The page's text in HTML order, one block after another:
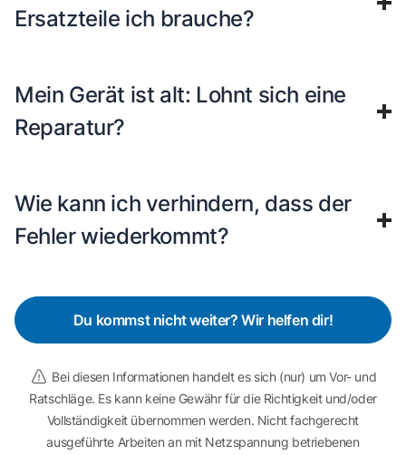
Ersatzteile ich brauche?
Mein Gerät ist alt: Lohnt sich eine
Reparatur?
Wie kann ich verhindern, dass der
Fehler wiederkommt?
Du kommst nicht weiter? Wir helfen dir!
Bei diesen Informationen handelt es sich (nur) um Vor- und
Ratschläge. Es kann keine Gewähr für die Richtigkeit und/oder
Vollständigkeit übernommen werden. Nicht fachgerecht
ausgeführte Arbeiten an mit Netzspannung betriebenen